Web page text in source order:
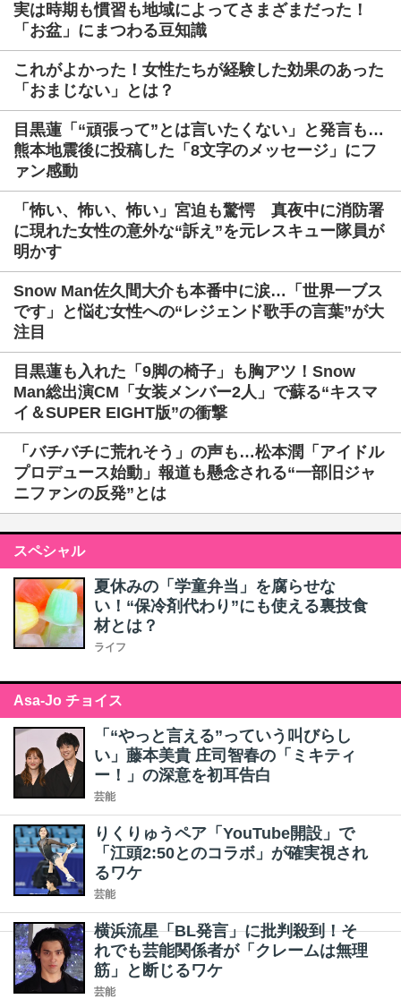
実は時期も慣習も地域によってさまざまだった！
「お盆」にまつわる豆知識
これがよかった！女性たちが経験した効果のあった
「おまじない」とは？
目黒蓮「“頑張って”とは言いたくない」と発言も…
熊本地震後に投稿した「8文字のメッセージ」にフ
ァン感動
「怖い、怖い、怖い」宮迫も驚愕 真夜中に消防署
に現れた女性の意外な“訴え”を元レスキュー隊員が
明かす
Snow Man佐久間大介も本番中に涙…「世界一ブス
です」と悩む女性への“レジェンド歌手の言葉”が大
注目
目黒蓮も入れた「9脚の椅子」も胸アツ！Snow
Man総出演CM「女装メンバー2人」で蘇る“キスマ
イ＆SUPER EIGHT版”の衝撃
「バチバチに荒れそう」の声も…松本潤「アイドル
プロデュース始動」報道も懸念される“一部旧ジャ
ニファンの反発”とは
スペシャル
夏休みの「学童弁当」を腐らせな
い！“保冷剤代わり”にも使える裏技食
材とは？
ライフ
Asa-Jo チョイス
「“やっと言える”っていう叫びらし
い」藤本美貴 庄司智春の「ミキティ
ー！」の深意を初耳告白
芸能
りくりゅうペア「YouTube開設」で
「江頭2:50とのコラボ」が確実視され
るワケ
芸能
横浜流星「BL発言」に批判殺到！そ
れでも芸能関係者が「クレームは無理
筋」と断じるワケ
芸能